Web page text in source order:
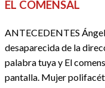
EL COMENSAL
ANTECEDENTES
desaparecida de la
palabra tuya y El
pantalla. Mujer